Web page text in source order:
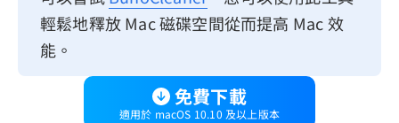
輕鬆地釋放 Mac 磁碟空間從而提高 Mac 效
能。
免費下載
適用於 macOS 10.10 及以上版本